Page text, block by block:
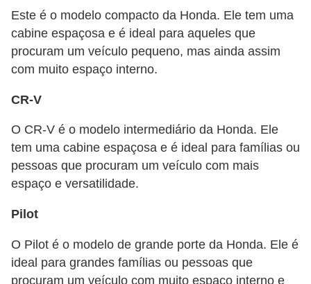
Este é o modelo compacto da Honda. Ele tem uma
cabine espaçosa e é ideal para aqueles que
procuram um veículo pequeno, mas ainda assim
com muito espaço interno.
CR-V
O CR-V é o modelo intermediário da Honda. Ele
tem uma cabine espaçosa e é ideal para famílias ou
pessoas que procuram um veículo com mais
espaço e versatilidade.
Pilot
O Pilot é o modelo de grande porte da Honda. Ele é
ideal para grandes famílias ou pessoas que
procuram um veículo com muito espaço interno e
O
f
f
r
o
d
C
o
p
r
a